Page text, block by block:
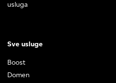
usluga
Sve usluge
Boost
Domen